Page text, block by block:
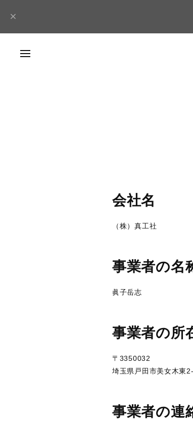
会社名
（株）真工社
事業者の名
眞子岳志
事業者の所
〒3350032
埼玉県戸田市美女木東
事業者の連